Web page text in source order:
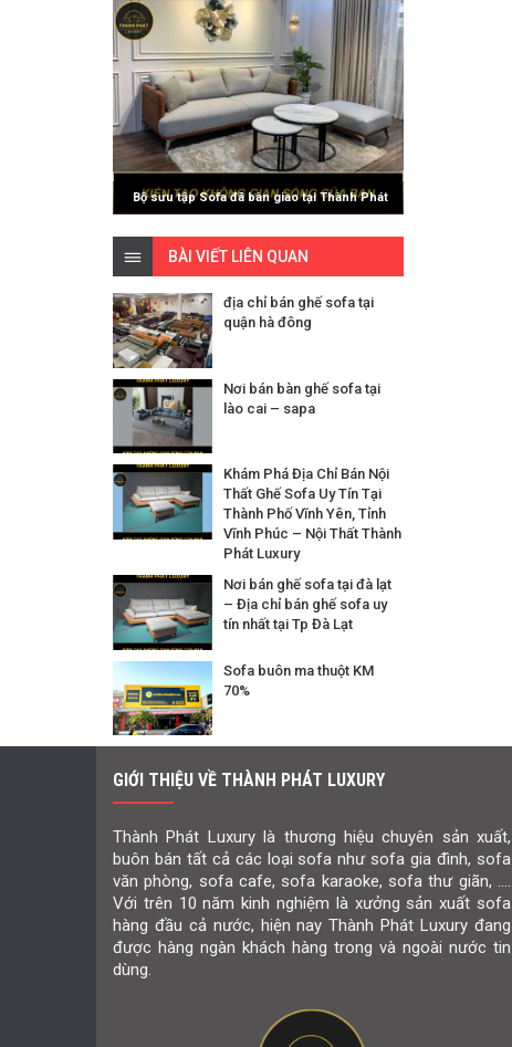
Bộ sưu tập Sofa đã bàn giao tại Thành Phát
BÀI VIẾT LIÊN QUAN
địa chỉ bán ghế sofa tại
quận hà đông
Nơi bán bàn ghế sofa tại
lào cai – sapa
Khám Phá Địa Chỉ Bán Nội
Thất Ghế Sofa Uy Tín Tại
Thành Phố Vĩnh Yên, Tỉnh
Vĩnh Phúc – Nội Thất Thành
Phát Luxury
Nơi bán ghế sofa tại đà lạt
– Địa chỉ bán ghế sofa uy
tín nhất tại Tp Đà Lạt
Sofa buôn ma thuột KM
70%
GIỚI THIỆU VỀ THÀNH PHÁT LUXURY
Thành Phát Luxury là thương hiệu chuyên sản xuất,
buôn bán tất cả các loại sofa như sofa gia đình, sofa
văn phòng, sofa cafe, sofa karaoke, sofa thư giãn, ….
Với trên 10 năm kinh nghiệm là xưởng sản xuất sofa
hàng đầu cả nước, hiện nay Thành Phát Luxury đang
được hàng ngàn khách hàng trong và ngoài nước tin
dùng.